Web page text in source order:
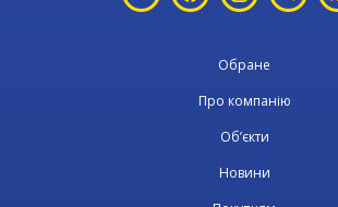
Обране
Про компанію
Об’єкти
Новини